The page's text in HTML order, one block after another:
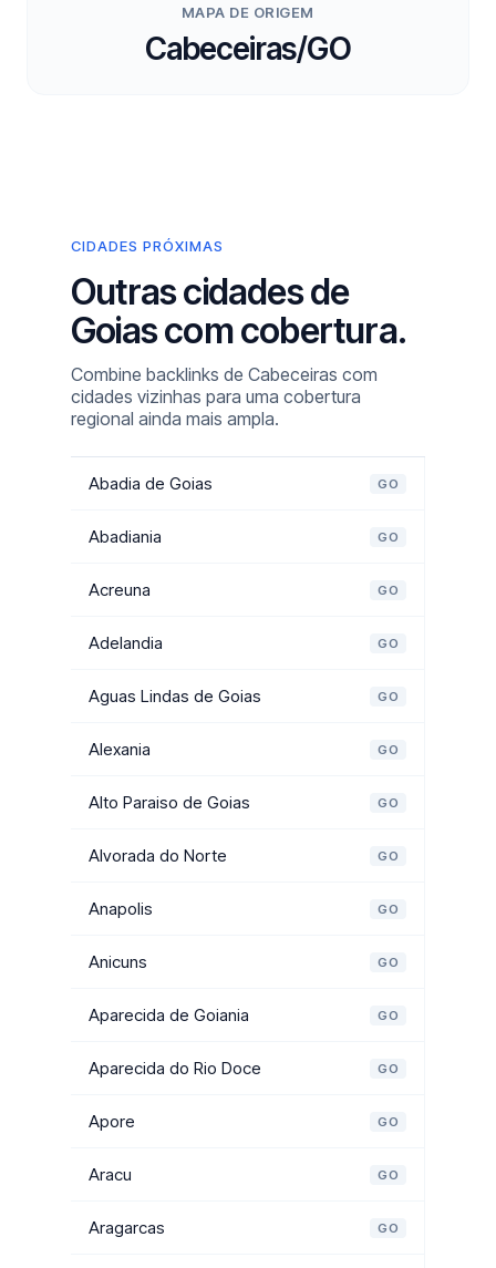
MAPA DE ORIGEM
Cabeceiras/GO
CIDADES PRÓXIMAS
Outras cidades de
Goias com cobertura.
Combine backlinks de Cabeceiras com
cidades vizinhas para uma cobertura
regional ainda mais ampla.
Abadia de Goias GO
Abadiania GO
Acreuna GO
Adelandia GO
Aguas Lindas de Goias GO
Alexania GO
Alto Paraiso de Goias GO
Alvorada do Norte GO
Anapolis GO
Anicuns GO
Aparecida de Goiania GO
Aparecida do Rio Doce GO
Apore GO
Aracu GO
Aragarcas GO